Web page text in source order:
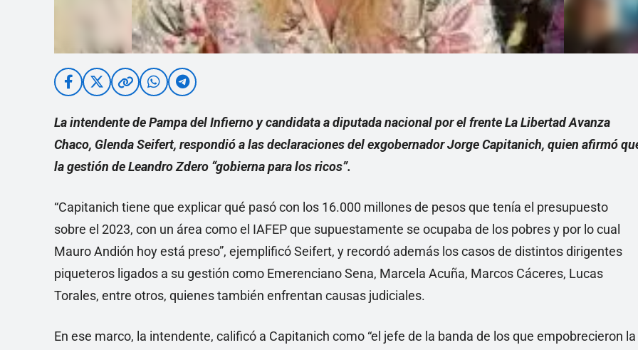
La intendente de Pampa del Infierno y candidata a diputada nacional por el frente La Libertad Avanza
Chaco, Glenda Seifert, respondió a las declaraciones del exgobernador Jorge Capitanich, quien afirmó
la gestión de Leandro Zdero “gobierna para los ricos”.
“Capitanich tiene que explicar qué pasó con los 16.000 millones de pesos que tenía el presupuesto
sobre el 2023, con un área como el IAFEP que supuestamente se ocupaba de los pobres y por lo cual
Mauro Andión hoy está preso”, ejemplificó Seifert, y recordó además los casos de distintos dirigentes
piqueteros ligados a su gestión como Emerenciano Sena, Marcela Acuña, Marcos Cáceres, Lucas
Torales, entre otros, quienes también enfrentan causas judiciales.
En ese marco, la intendente, calificó a Capitanich como “el jefe de la banda de los que empobrecieron la